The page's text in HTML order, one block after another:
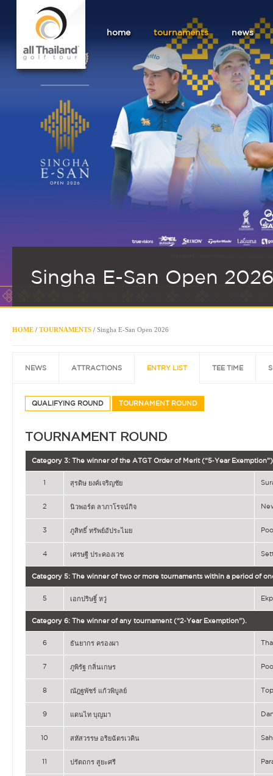
home tournaments news
Singha E-San Open
HOME / TOURNAMENTS / Singha E-San Open 2026
NEWS ATTRACTIONS ENTRY LIST TEE TIME
QUALIFYING ROUND TOURNAMENT ROUND
TOURNAMENT ROUND
Category 3: The winner of the ATGT Order of Merit (“5‐Year
1 สุรดิษ ยงค์เจริญชัย
2 นิวพอร์ต ลาภาโรจน์กิจ
3 ภูสิทธิ์ ทรัพย์อัประไมย
4 เศรษฐี ประคองเวช
Category 5: The winner of two or more tournaments within a period of
5 เอกปริษฐิ์ หวู่
Category 6: The winner of any tournament (“2‐Year Exemption”).
6 ธันยากร ครองผา
7 ภูพิรัฐ กลิ่นเกษร
8 ณัฎฐพัชร์ แก้วพิบูลย์
9 แดนไท บุญมา
10 สหัสวรรษ อริยฉัตรเวคิน
11 ปรัตถกร สูยะศรี